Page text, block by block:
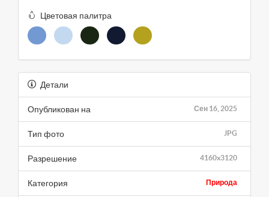
Цветовая палитра
Детали
Сен 16, 2025
Опубликован на
JPG
Тип фото
4160x3120
Разрешение
Природа
Категория